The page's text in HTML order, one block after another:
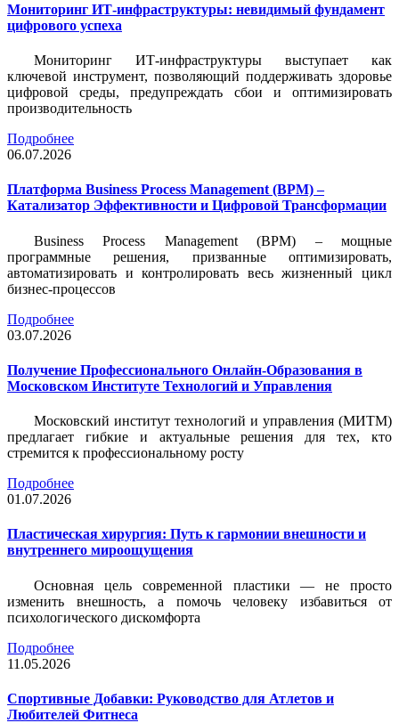
Мониторинг ИТ-инфраструктуры: невидимый фундамент
цифрового успеха
Мониторинг ИТ-инфраструктуры выступает как
ключевой инструмент, позволяющий поддерживать здоровье
цифровой среды, предупреждать сбои и оптимизировать
производительность
Подробнее
06.07.2026
Платформа Business Process Management (BPM) –
Катализатор Эффективности и Цифровой Трансформации
Business Process Management (BPM) – мощные
программные решения, призванные оптимизировать,
автоматизировать и контролировать весь жизненный цикл
бизнес-процессов
Подробнее
03.07.2026
Получение Профессионального Онлайн-Образования в
Московском Институте Технологий и Управления
Московский институт технологий и управления (МИТМ)
предлагает гибкие и актуальные решения для тех, кто
стремится к профессиональному росту
Подробнее
01.07.2026
Пластическая хирургия: Путь к гармонии внешности и
внутреннего мироощущения
Основная цель современной пластики — не просто
изменить внешность, а помочь человеку избавиться от
психологического дискомфорта
Подробнее
11.05.2026
Спортивные Добавки: Руководство для Атлетов и
Любителей Фитнеса